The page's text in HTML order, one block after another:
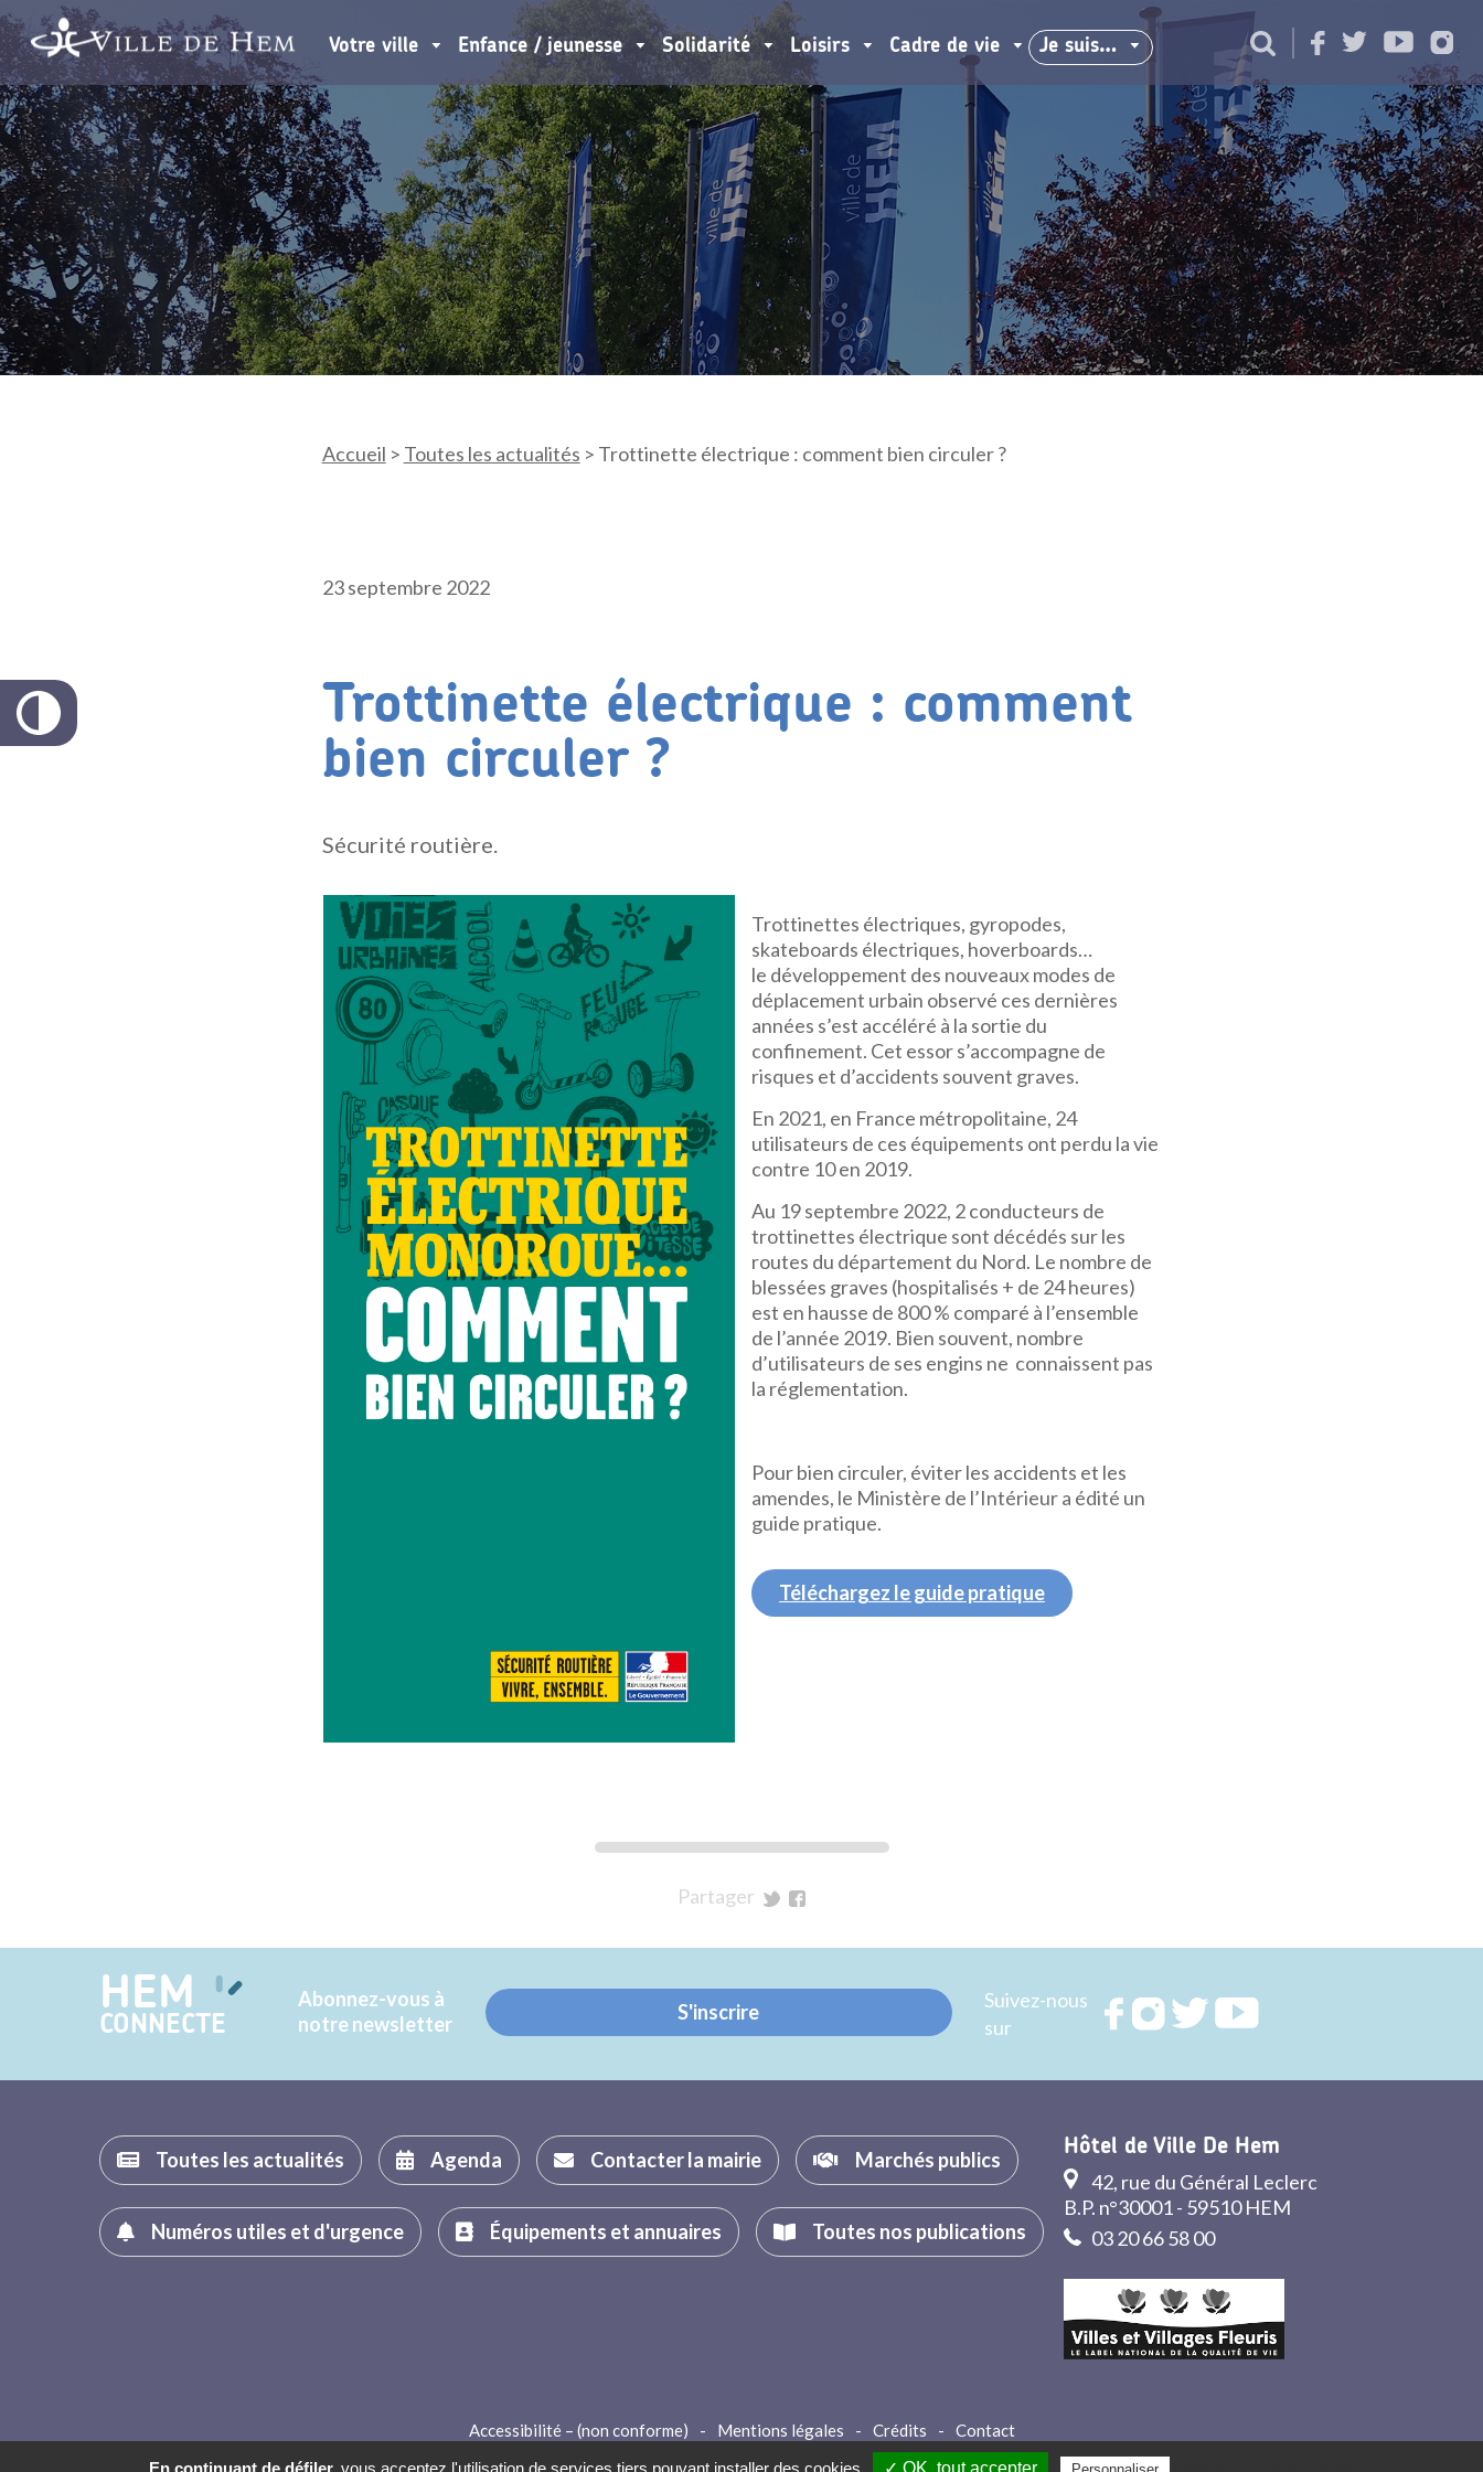
Votre ville Enfance / jeunesse Solidarité Loisirs Cadre de vie Je suis…
Accueil > Toutes les actualités > Trottinette électrique : comment bien circuler ?
23 septembre 2022
Trottinette électrique : comment
bien circuler ?
Sécurité routière.
Trottinettes électriques, gyropodes,
skateboards électriques, hoverboards…
le développement des nouveaux modes de
déplacement urbain observé ces dernières
années s’est accéléré à la sortie du
confinement. Cet essor s’accompagne de
risques et d’accidents souvent graves.
En 2021, en France métropolitaine, 24
utilisateurs de ces équipements ont perdu la vie
contre 10 en 2019.
Au 19 septembre 2022, 2 conducteurs de
trottinettes électrique sont décédés sur les
routes du département du Nord. Le nombre de
blessées graves (hospitalisés + de 24 heures)
est en hausse de 800 % comparé à l’ensemble
de l’année 2019. Bien souvent, nombre
d’utilisateurs de ses engins ne connaissent pas
la réglementation.
Pour bien circuler, éviter les accidents et les
amendes, le Ministère de l’Intérieur a édité un
guide pratique.
Téléchargez le guide pratique
Partager
Twitter
Facebook
HEM
CONNECTE
Abonnez-vous à
notre newsletter
S'inscrire
Suivez-nous
sur
Rejoignez
RejoignezRejoignez
Toutes les actualités Agenda Contacter la mairie Marchés publics
Numéros utiles et d'urgence Équipements et annuaires Toutes nos publications
Hôtel de Ville De Hem
42, rue du Général Leclerc
B.P. n°30001 - 59510 HEM
03 20 66 58 00
Accessibilité – (non conforme) - Mentions légales - Crédits - Contact
En continuant de défiler, vous acceptez l'utilisation de services tiers pouvant installer des cookies ✓ OK, tout accepter